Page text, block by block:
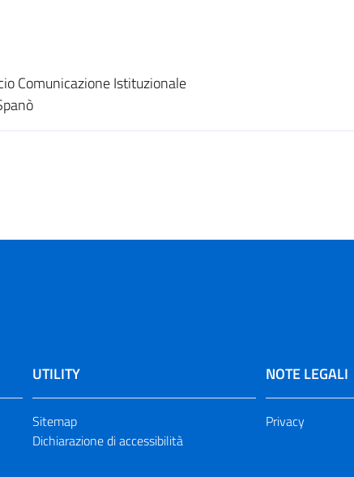
Comunicazione Istituzionale
UTILITY
Sitemap
Dichiarazione di accessibilità
NOTE LEGALI
Privacy